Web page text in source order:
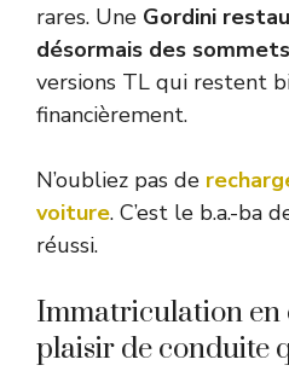
rares. Une Gordini
désormais des sommets
versions TL qui restent
financièrement.
N’oubliez pas de
voiture. C’est le b.a.-ba
réussi.
Immatriculation en
plaisir de conduite